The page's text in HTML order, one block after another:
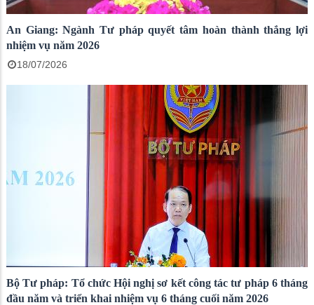
An Giang: Ngành Tư pháp quyết tâm hoàn thành thắng lợi
nhiệm vụ năm 2026
18/07/2026
Bộ Tư pháp: Tổ chức Hội nghị sơ kết công tác tư pháp 6 tháng
đầu năm và triển khai nhiệm vụ 6 tháng cuối năm 2026